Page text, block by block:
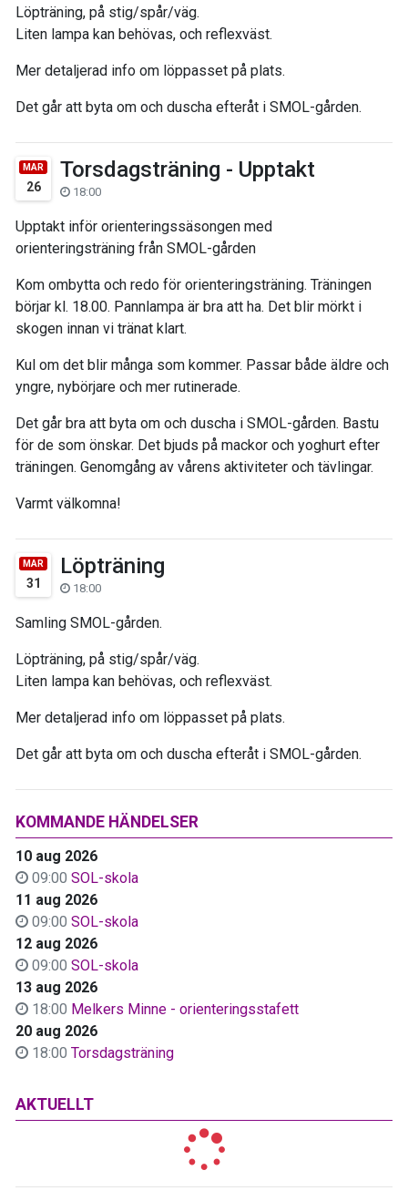
KOMMANDE HÄNDELSER
10 aug 2026
09:00 SOL-skola
11 aug 2026
09:00 SOL-skola
12 aug 2026
09:00 SOL-skola
13 aug 2026
18:00 Melkers Minne - orienteringsstafett
20 aug 2026
18:00 Torsdagsträning
AKTUELLT
Löpträning, på stig/spår/väg.
Liten lampa kan behövas, och reflexväst.
Mer detaljerad info om löppasset på plats.
Det går att byta om och duscha efteråt i SMOL-gården.
MAR
26
Torsdagsträning - Upptakt
18:00
Upptakt inför orienteringssäsongen med
orienteringsträning från SMOL-gården
Kom ombytta och redo för orienteringsträning. Träningen
börjar kl. 18.00. Pannlampa är bra att ha. Det blir mörkt i
skogen innan vi tränat klart.
Kul om det blir många som kommer. Passar både äldre och
yngre, nybörjare och mer rutinerade.
Det går bra att byta om och duscha i SMOL-gården. Bastu
för de som önskar. Det bjuds på mackor och yoghurt efter
träningen. Genomgång av vårens aktiviteter och tävlingar.
Varmt välkomna!
MAR
31
Löpträning
18:00
Samling SMOL-gården.
Löpträning, på stig/spår/väg.
Liten lampa kan behövas, och reflexväst.
Mer detaljerad info om löppasset på plats.
Det går att byta om och duscha efteråt i SMOL-gården.